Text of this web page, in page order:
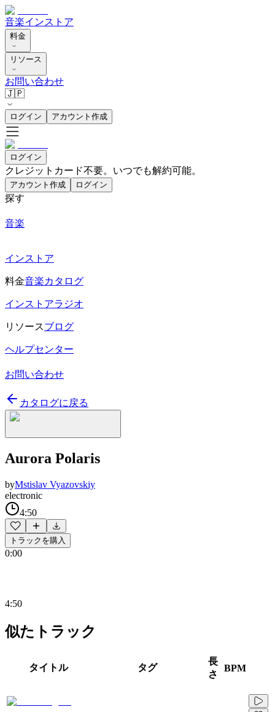
音楽インストア
料金
リソース
お問い合わせ
🇯🇵
ログイン アカウント作成
ログイン
クレジットカード不要。いつでも解約可能。
アカウント作成 ログイン
探す
音楽
インストア
料金音楽カタログ
インストアラジオ
リソースブログ
ヘルプセンター
お問い合わせ
カタログに戻る
Aurora Polaris
byMstislav Vyazovskiy
electronic
4:50
トラックを購入
0:00
4:50
似たトラック
タイトル タグ
長
さ
BPM